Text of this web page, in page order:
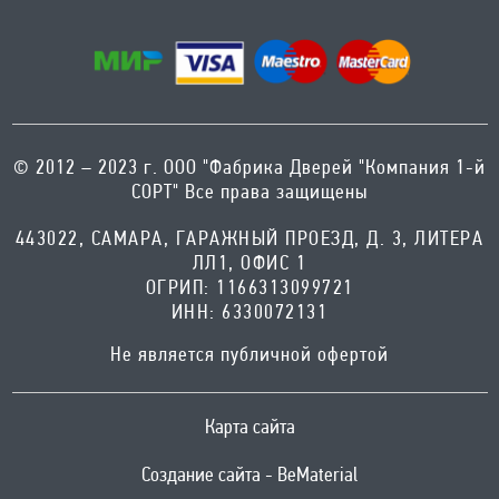
© 2012 – 2023 г. ООО "Фабрика Дверей "Компания 1-й
СОРТ" Все права защищены
443022, САМАРА, ГАРАЖНЫЙ ПРОЕЗД, Д. 3, ЛИТЕРА
ЛЛ1, ОФИС 1
ОГРИП: 1166313099721
ИНН: 6330072131
Не является публичной офертой
Карта сайта
Создание сайта - BeMaterial